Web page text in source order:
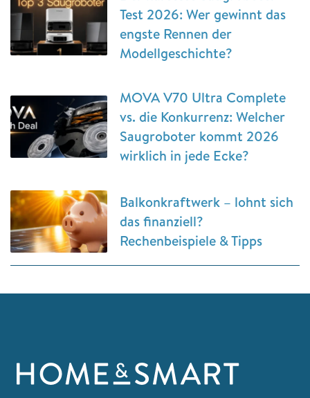
Test 2026: Wer gewinnt das
engste Rennen der
Modellgeschichte?
MOVA V70 Ultra Complete
vs. die Konkurrenz: Welcher
Saugroboter kommt 2026
wirklich in jede Ecke?
Balkonkraftwerk – lohnt sich
das finanziell?
Rechenbeispiele & Tipps